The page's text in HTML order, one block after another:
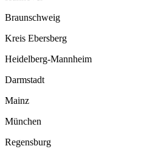
Braunschweig
Kreis Ebersberg
Heidelberg-Mannheim
Darmstadt
Mainz
München
Regensburg